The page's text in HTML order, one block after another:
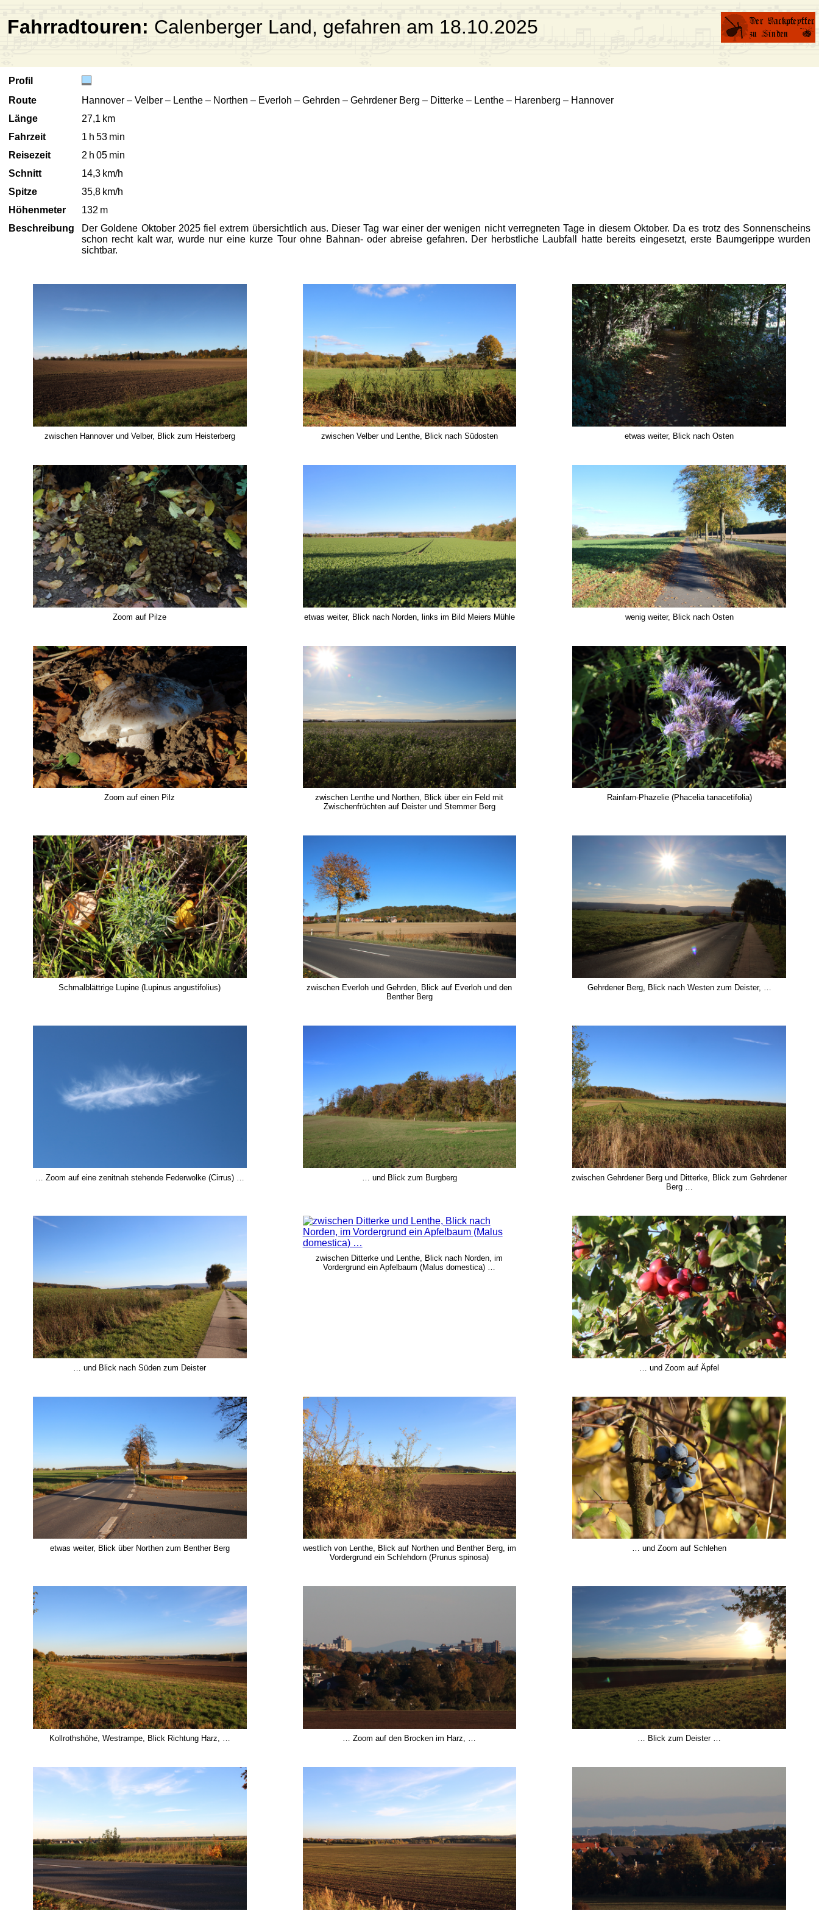
Fahrradtouren: Calenberger Land, gefahren am 18.10.2025
Profil
Route
Hannover – Velber – Lenthe – Northen – Everloh – Gehrden – Gehrdener Berg – Ditterke – Lenthe – Harenberg – Hannover
Länge
27,1 km
Fahrzeit
1 h 53 min
Reisezeit
2 h 05 min
Schnitt
14,3 km/h
Spitze
35,8 km/h
Höhenmeter
132 m
Beschreibung
Der Goldene Oktober 2025 fiel extrem übersichtlich aus. Dieser Tag war einer der wenigen nicht verregneten Tage in diesem Oktober. Da es trotz des Sonnenscheins
schon recht kalt war, wurde nur eine kurze Tour ohne Bahnan- oder abreise gefahren. Der herbstliche Laubfall hatte bereits eingesetzt, erste Baumgerippe wurden
sichtbar.
zwischen Hannover und Velber, Blick zum Heisterberg zwischen Velber und Lenthe, Blick nach Südosten etwas weiter, Blick nach Osten
Zoom auf Pilze etwas weiter, Blick nach Norden, links im Bild Meiers Mühle wenig weiter, Blick nach Osten
Zoom auf einen Pilz
zwischen Lenthe und Northen, Blick über ein Feld mit
Zwischenfrüchten auf Deister und Stemmer Berg
Rainfarn-Phazelie (Phacelia tanacetifolia)
Schmalblättrige Lupine (Lupinus angustifolius)
zwischen Everloh und Gehrden, Blick auf Everloh und den
Benther Berg
Gehrdener Berg, Blick nach Westen zum Deister, …
… Zoom auf eine zenitnah stehende Federwolke (Cirrus) … … und Blick zum Burgberg
zwischen Gehrdener Berg und Ditterke, Blick zum Gehrdener
Berg …
… und Blick nach Süden zum Deister
zwischen Ditterke und Lenthe, Blick nach Norden, im
Vordergrund ein Apfelbaum (Malus domestica) …
… und Zoom auf Äpfel
etwas weiter, Blick über Northen zum Benther Berg
westlich von Lenthe, Blick auf Northen und Benther Berg, im
Vordergrund ein Schlehdorn (Prunus spinosa)
… und Zoom auf Schlehen
Kollrothshöhe, Westrampe, Blick Richtung Harz, … … Zoom auf den Brocken im Harz, … … Blick zum Deister …